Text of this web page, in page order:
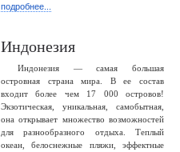
подробнее...
Индонезия
Индонезия — самая большая
островная страна мира. В ее состав
входит более чем 17 000 островов!
Экзотическая, уникальная, самобытная,
она открывает множество возможностей
для разнообразного отдыха. Теплый
океан, белоснежные пляжи, эффектные